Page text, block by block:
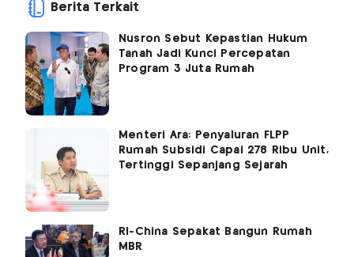
Berita Terkait
Nusron Sebut Kepastian Hukum
Tanah Jadi Kunci Percepatan
Program 3 Juta Rumah
Menteri Ara: Penyaluran FLPP
Rumah Subsidi Capai 278 Ribu Unit,
Tertinggi Sepanjang Sejarah
RI-China Sepakat Bangun Rumah
MBR